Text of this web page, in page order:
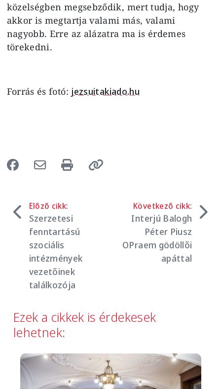
kö­zelségben megsebződik, mert tudja, hogy
akkor is megtartja valami más, valami
nagyobb. Erre az alázatra ma is érdemes
törekedni.
Forrás és fotó: jezsuitakiado.hu
Előző cikk:
Szerzetesi
fenntartású
szociális
intézmények
vezetőinek
találkozója
Következő cikk:
Interjú Balogh
Péter Piusz
OPraem gödöllői
apáttal
Ezek a cikkek is érdekesek
lehetnek:
Image